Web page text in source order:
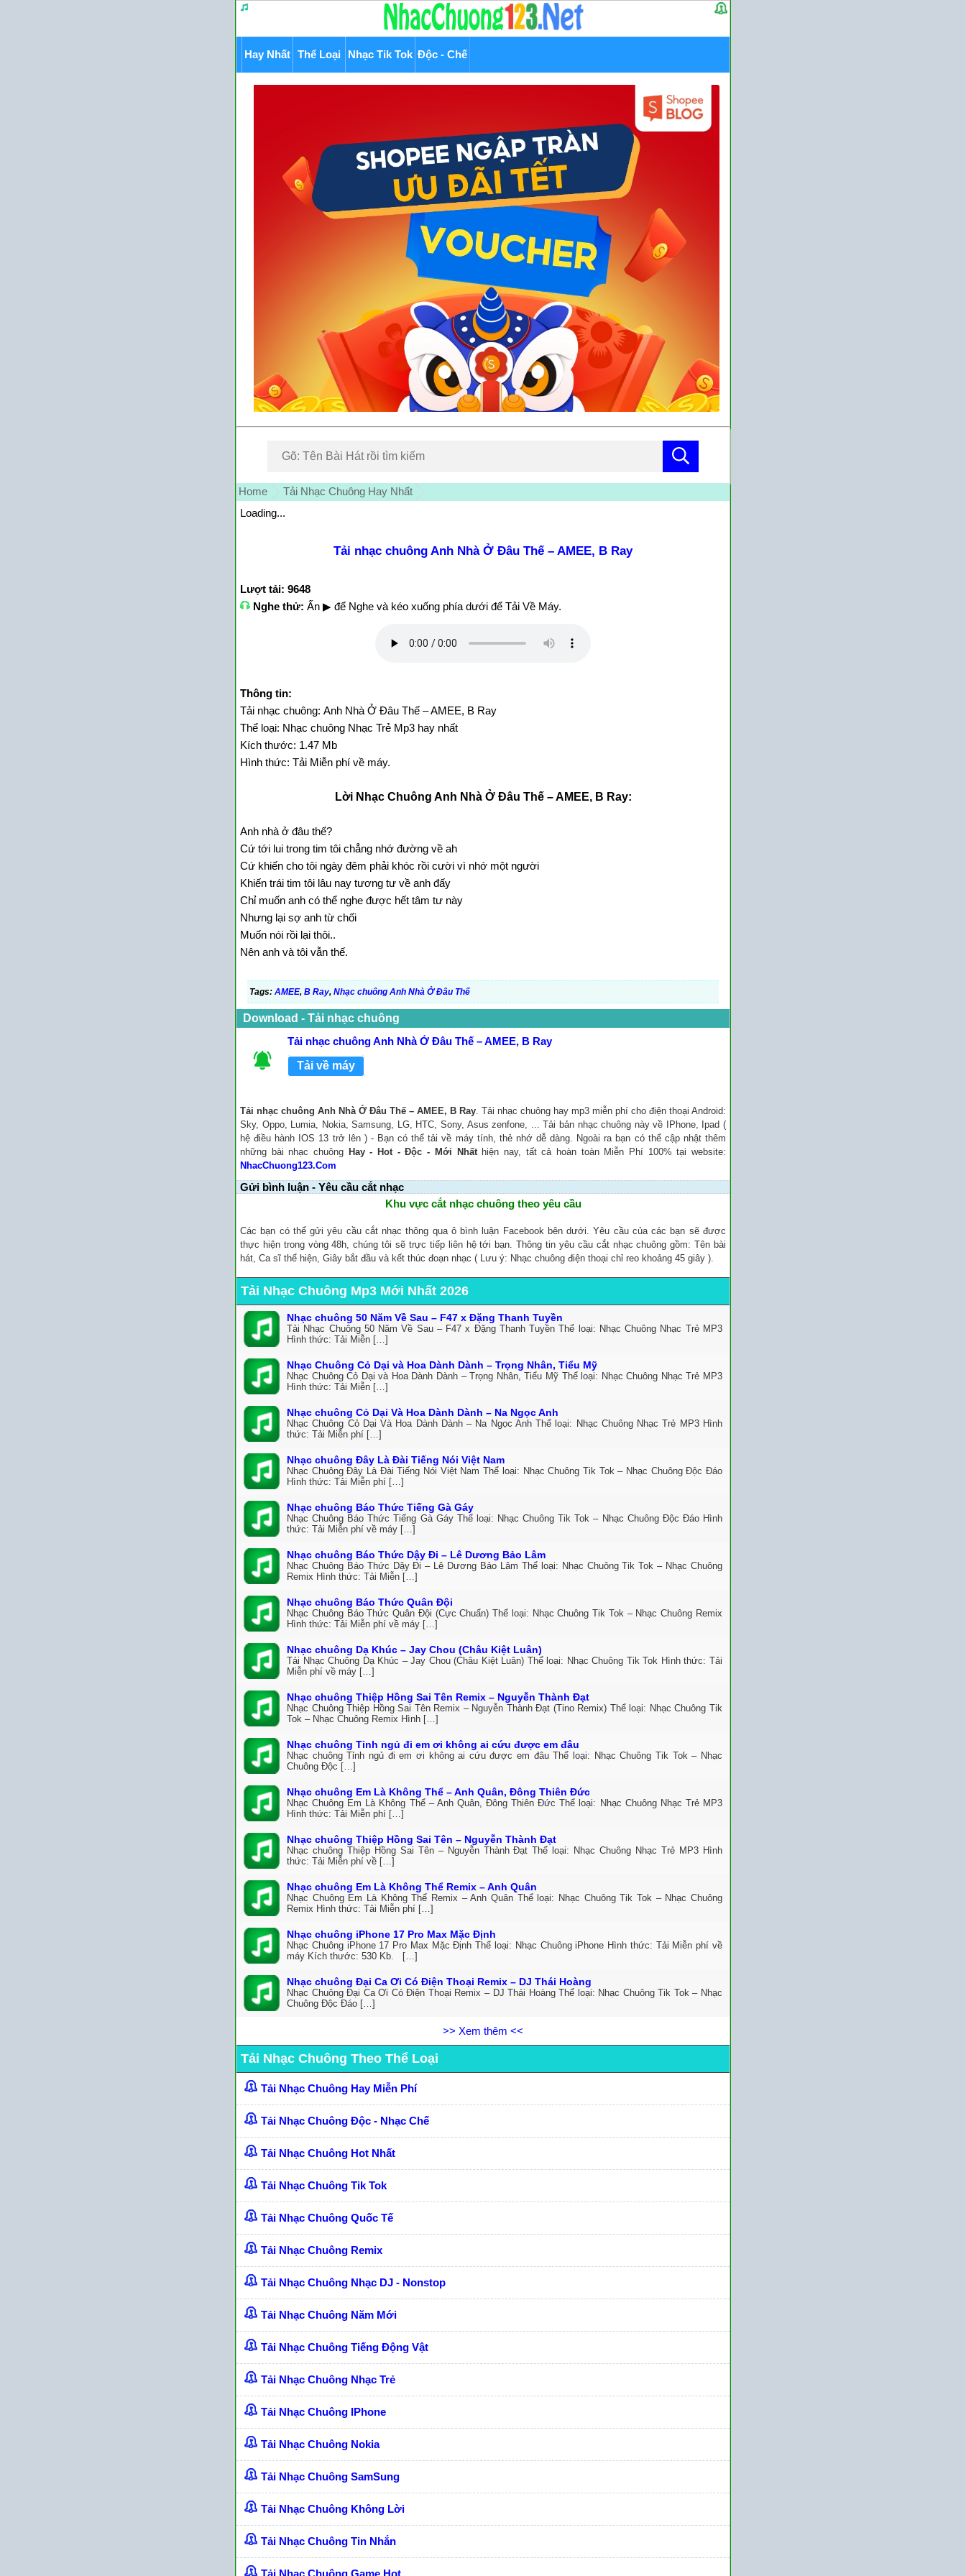
Hay Nhất Thể Loại Nhạc Tik Tok Độc - Chế
Home
Tải Nhạc Chuông Hay Nhất
Loading...
Tải nhạc chuông Anh Nhà Ở Đâu Thế – AMEE, B Ray
Lượt tải: 9648
Nghe thử: Ấn ▶ để Nghe và kéo xuống phía dưới để Tải Về Máy.
Thông tin:
Tải nhạc chuông: Anh Nhà Ở Đâu Thế – AMEE, B Ray
Thể loại: Nhạc chuông Nhạc Trẻ Mp3 hay nhất
Kích thước: 1.47 Mb
Hình thức: Tải Miễn phí về máy.
Lời Nhạc Chuông Anh Nhà Ở Đâu Thế – AMEE, B Ray:
Anh nhà ở đâu thế?
Cứ tới lui trong tim tôi chẳng nhớ đường về ah
Cứ khiến cho tôi ngày đêm phải khóc rồi cười vì nhớ một người
Khiến trái tim tôi lâu nay tương tư về anh đấy
Chỉ muốn anh có thể nghe được hết tâm tư này
Nhưng lại sợ anh từ chối
Muốn nói rồi lại thôi..
Nên anh và tôi vẫn thế.
Tags: AMEE, B Ray, Nhạc chuông Anh Nhà Ở Đâu Thế
Download - Tải nhạc chuông
Tải nhạc chuông Anh Nhà Ở Đâu Thế – AMEE, B Ray
Tải về máy
Tải nhạc chuông Anh Nhà Ở Đâu Thế – AMEE, B Ray. Tải nhạc chuông hay mp3 miễn phí cho điện thoại Android:
Sky, Oppo, Lumia, Nokia, Samsung, LG, HTC, Sony, Asus zenfone, ... Tải bản nhạc chuông này về IPhone, Ipad (
hệ điều hành IOS 13 trở lên ) - Bạn có thể tải về máy tính, thẻ nhớ dễ dàng. Ngoài ra bạn có thể cập nhật thêm
những bài nhạc chuông Hay - Hot - Độc - Mới Nhấthiện nay, tất cả hoàn toàn Miễn Phí 100% tại website:
NhacChuong123.Com
Gửi bình luận - Yêu cầu cắt nhạc
Khu vực cắt nhạc chuông theo yêu cầu
Các bạn có thể gửi yêu cầu cắt nhạc thông qua ô bình luận Facebook bên dưới. Yêu cầu của các bạn sẽ được
thực hiện trong vòng 48h, chúng tôi sẽ trực tiếp liên hệ tới bạn. Thông tin yêu cầu cắt nhạc chuông gồm: Tên bài
hát, Ca sĩ thể hiện, Giây bắt đầu và kết thúc đoạn nhạc ( Lưu ý: Nhạc chuông điện thoại chỉ reo khoảng 45 giây ).
Tải Nhạc Chuông Mp3 Mới Nhất 2026
Nhạc chuông 50 Năm Về Sau – F47 x Đặng Thanh Tuyền
Tải Nhạc Chuông 50 Năm Về Sau – F47 x Đặng Thanh Tuyền Thể loại: Nhạc Chuông Nhạc Trẻ MP3
Hình thức: Tải Miễn […]
Nhạc Chuông Cỏ Dại và Hoa Dành Dành – Trọng Nhân, Tiểu Mỹ
Nhạc Chuông Cỏ Dại và Hoa Dành Dành – Trọng Nhân, Tiểu Mỹ Thể loại: Nhạc Chuông Nhạc Trẻ MP3
Hình thức: Tải Miễn […]
Nhạc chuông Cỏ Dại Và Hoa Dành Dành – Na Ngọc Anh
Nhạc Chuông Cỏ Dại Và Hoa Dành Dành – Na Ngọc Anh Thể loại: Nhạc Chuông Nhạc Trẻ MP3 Hình
thức: Tải Miễn phí […]
Nhạc chuông Đây Là Đài Tiếng Nói Việt Nam
Nhạc Chuông Đây Là Đài Tiếng Nói Việt Nam Thể loại: Nhạc Chuông Tik Tok – Nhạc Chuông Độc Đáo
Hình thức: Tải Miễn phí […]
Nhạc chuông Báo Thức Tiếng Gà Gáy
Nhạc Chuông Báo Thức Tiếng Gà Gáy Thể loại: Nhạc Chuông Tik Tok – Nhạc Chuông Độc Đáo Hình
thức: Tải Miễn phí về máy […]
Nhạc chuông Báo Thức Dậy Đi – Lê Dương Bảo Lâm
Nhạc Chuông Báo Thức Dậy Đi – Lê Dương Bảo Lâm Thể loại: Nhạc Chuông Tik Tok – Nhạc Chuông
Remix Hình thức: Tải Miễn […]
Nhạc chuông Báo Thức Quân Đội
Nhạc Chuông Báo Thức Quân Đội (Cực Chuẩn) Thể loại: Nhạc Chuông Tik Tok – Nhạc Chuông Remix
Hình thức: Tải Miễn phí về máy […]
Nhạc chuông Dạ Khúc – Jay Chou (Châu Kiệt Luân)
Tải Nhạc Chuông Dạ Khúc – Jay Chou (Châu Kiệt Luân) Thể loại: Nhạc Chuông Tik Tok Hình thức: Tải
Miễn phí về máy […]
Nhạc chuông Thiệp Hồng Sai Tên Remix – Nguyễn Thành Đạt
Nhạc Chuông Thiệp Hồng Sai Tên Remix – Nguyễn Thành Đạt (Tino Remix) Thể loại: Nhạc Chuông Tik
Tok – Nhạc Chuông Remix Hình […]
Nhạc chuông Tỉnh ngủ đi em ơi không ai cứu được em đâu
Nhạc chuông Tỉnh ngủ đi em ơi không ai cứu được em đâu Thể loại: Nhạc Chuông Tik Tok – Nhạc
Chuông Độc […]
Nhạc chuông Em Là Không Thể – Anh Quân, Đông Thiên Đức
Nhạc Chuông Em Là Không Thể – Anh Quân, Đông Thiên Đức Thể loại: Nhạc Chuông Nhạc Trẻ MP3
Hình thức: Tải Miễn phí […]
Nhạc chuông Thiệp Hồng Sai Tên – Nguyễn Thành Đạt
Nhạc chuông Thiệp Hồng Sai Tên – Nguyễn Thành Đạt Thể loại: Nhạc Chuông Nhạc Trẻ MP3 Hình
thức: Tải Miễn phí về […]
Nhạc chuông Em Là Không Thể Remix – Anh Quân
Nhạc Chuông Em Là Không Thể Remix – Anh Quân Thể loại: Nhạc Chuông Tik Tok – Nhạc Chuông
Remix Hình thức: Tải Miễn phí […]
Nhạc chuông iPhone 17 Pro Max Mặc Định
Nhạc Chuông iPhone 17 Pro Max Mặc Định Thể loại: Nhạc Chuông iPhone Hình thức: Tải Miễn phí về
máy Kích thước: 530 Kb. […]
Nhạc chuông Đại Ca Ơi Có Điện Thoại Remix – DJ Thái Hoàng
Nhạc Chuông Đại Ca Ơi Có Điện Thoại Remix – DJ Thái Hoàng Thể loại: Nhạc Chuông Tik Tok – Nhạc
Chuông Độc Đáo […]
>> Xem thêm <<
Tải Nhạc Chuông Theo Thể Loại
Tải Nhạc Chuông Hay Miễn Phí
Tải Nhạc Chuông Độc - Nhạc Chế
Tải Nhạc Chuông Hot Nhất
Tải Nhạc Chuông Tik Tok
Tải Nhạc Chuông Quốc Tế
Tải Nhạc Chuông Remix
Tải Nhạc Chuông Nhạc DJ - Nonstop
Tải Nhạc Chuông Năm Mới
Tải Nhạc Chuông Tiếng Động Vật
Tải Nhạc Chuông Nhạc Trẻ
Tải Nhạc Chuông IPhone
Tải Nhạc Chuông Nokia
Tải Nhạc Chuông SamSung
Tải Nhạc Chuông Không Lời
Tải Nhạc Chuông Tin Nhắn